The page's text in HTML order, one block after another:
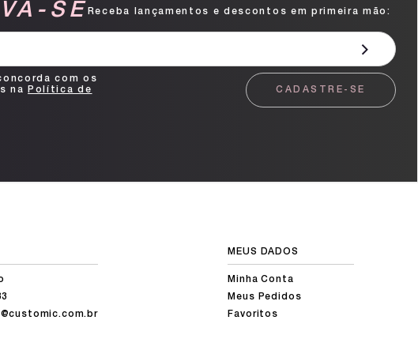
SE Receba lançamentos e descontos em primeira mão:
CADASTRE-SE
com os
na
Política de
MEUS DADOS
Minha Conta
Meus Pedidos
Favoritos